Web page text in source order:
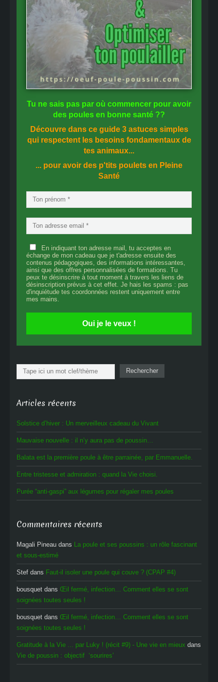
Tu ne sais pas par où commencer pour avoir
des poules en bonne santé ??
Découvre dans ce guide 3 astuces simples
qui respectent les besoins fondamentaux de
tes animaux...
... pour avoir des p'tits poulets en Pleine
Santé
En indiquant ton adresse mail, tu acceptes en
échange de mon cadeau que je t'adresse ensuite des
contenus pédagogiques, des informations intéressantes,
ainsi que des offres personnalisées de formations. Tu
peux te désinscrire à tout moment à travers les liens de
désinscription prévus à cet effet. Je hais les spams : pas
d'inquiétude tes coordonnées restent uniquement entre
mes mains.
Oui je le veux !
Rechercher Rechercher
Articles récents
Solstice d’hiver : Un merveilleux cadeau du Vivant
Mauvaise nouvelle : il n’y aura pas de poussin…
Balata est la première poule à être parrainée, par Emmanuelle.
Entre tristesse et admiration : quand la Vie choisi.
Purée “anti-gaspi” aux légumes pour régaler mes poules
Commentaires récents
Magali Pineau dans La poule et ses poussins : un rôle fascinant
et sous-estimé
Stef dans Faut-il isoler une poule qui couve ? (CPAP #4)
bousquet dans Œil fermé, infection… Comment elles se sont
soignées toutes seules !
bousquet dans Œil fermé, infection… Comment elles se sont
soignées toutes seules !
Gratitude à la Vie ... par Luky ! (récit #9) - Une vie en mieux dans
Vie de poussin : objectif ‘sourires’